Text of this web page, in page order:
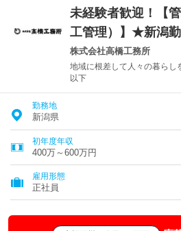
未経験者歓迎！【
工管理）】★新潟
株式会社高橋工務所
地域に根差して人々の暮ら
以下
勤務地
新潟県
初年度年収
400万～600万円
雇用形態
正社員